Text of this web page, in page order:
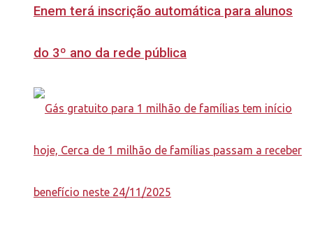
Enem terá inscrição automática para alunos
do 3º ano da rede pública